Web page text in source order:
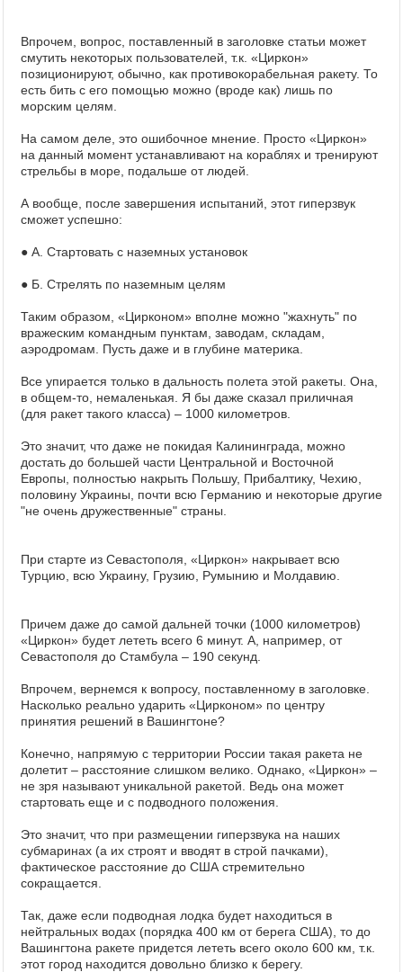
Впрочем, вопрос, поставленный в заголовке статьи может
смутить некоторых пользователей, т.к. «Циркон»
позиционируют, обычно, как противокорабельная ракету. То
есть бить с его помощью можно (вроде как) лишь по
морским целям.
На самом деле, это ошибочное мнение. Просто «Циркон»
на данный момент устанавливают на кораблях и тренируют
стрельбы в море, подальше от людей.
А вообще, после завершения испытаний, этот гиперзвук
сможет успешно:
● А. Стартовать с наземных установок
● Б. Стрелять по наземным целям
Таким образом, «Цирконом» вполне можно "жахнуть" по
вражеским командным пунктам, заводам, складам,
аэродромам. Пусть даже и в глубине материка.
Все упирается только в дальность полета этой ракеты. Она,
в общем-то, немаленькая. Я бы даже сказал приличная
(для ракет такого класса) – 1000 километров.
Это значит, что даже не покидая Калининграда, можно
достать до большей части Центральной и Восточной
Европы, полностью накрыть Польшу, Прибалтику, Чехию,
половину Украины, почти всю Германию и некоторые другие
"не очень дружественные" страны.
При старте из Севастополя, «Циркон» накрывает всю
Турцию, всю Украину, Грузию, Румынию и Молдавию.
Причем даже до самой дальней точки (1000 километров)
«Циркон» будет лететь всего 6 минут. А, например, от
Севастополя до Стамбула – 190 секунд.
Впрочем, вернемся к вопросу, поставленному в заголовке.
Насколько реально ударить «Цирконом» по центру
принятия решений в Вашингтоне?
Конечно, напрямую с территории России такая ракета не
долетит – расстояние слишком велико. Однако, «Циркон» –
не зря называют уникальной ракетой. Ведь она может
стартовать еще и с подводного положения.
Это значит, что при размещении гиперзвука на наших
субмаринах (а их строят и вводят в строй пачками),
фактическое расстояние до США стремительно
сокращается.
Так, даже если подводная лодка будет находиться в
нейтральных водах (порядка 400 км от берега США), то до
Вашингтона ракете придется лететь всего около 600 км, т.к.
этот город находится довольно близко к берегу.